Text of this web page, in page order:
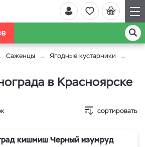
Саженцы
Ягодные кустарники
в Красноярске
сортировать
кишмиш Черный изумруд